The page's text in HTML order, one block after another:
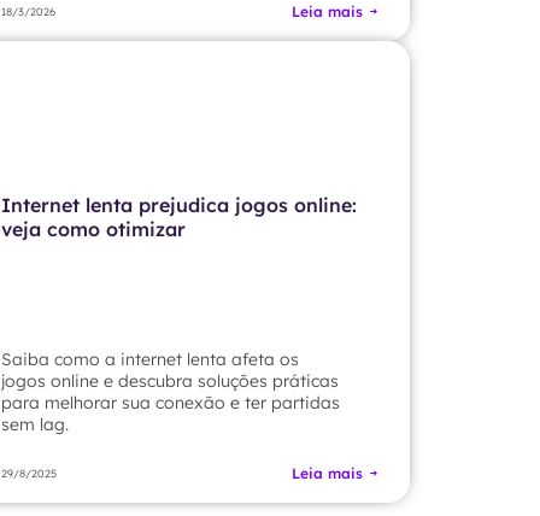
18/3/2026 Leia mais
Internet lenta prejudica jogos online:
veja como otimizar
Saiba como a internet lenta afeta os
jogos online e descubra soluções práticas
para melhorar sua conexão e ter partidas
sem lag.
29/8/2025 Leia mais